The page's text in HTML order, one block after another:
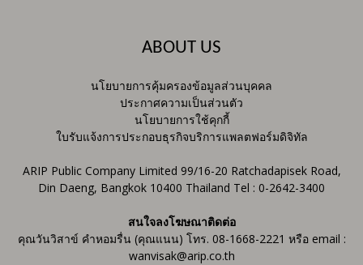
ABOUT US
นโยบายการคุ้มครองข้อมูลส่วนบุคคล
ประกาศความเป็นส่วนตัว
นโยบายการใช้คุกกี้
ใบรับแจ้งการประกอบธุรกิจบริการแพลตฟอร์มดิจิทัล
ARIP Public Company Limited 99/16-20 Ratchadapisek Road,
Din Daeng, Bangkok 10400 Thailand Tel : 0-2642-3400
สนใจลงโฆษณาติดต่อ
คุณวันวิสาข์ คำหอมรื่น (คุณแนน) โทร. 08-1668-2221 หรือ email :
wanvisak@arip.co.th